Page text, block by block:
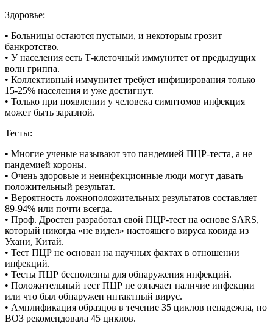
Здоровье:
• Больницы остаются пустыми, и некоторым грозит
банкротство.
• У населения есть Т-клеточный иммунитет от предыдущих
волн гриппа.
• Коллективный иммунитет требует инфицирования только
15-25% населения и уже достигнут.
• Только при появлении у человека симптомов инфекция
может быть заразной.
Тесты:
• Многие ученые называют это пандемией ПЦР-теста, а не
пандемией короны.
• Очень здоровые и неинфекционные люди могут давать
положительный результат.
• Вероятность ложноположительных результатов составляет
89-94% или почти всегда.
• Проф. Дростен разработал свой ПЦР-тест на основе SARS,
который никогда «не видел» настоящего вируса ковида из
Ухани, Китай.
• Тест ПЦР не основан на научных фактах в отношении
инфекций.
• Тесты ПЦР бесполезны для обнаружения инфекций.
• Положительный тест ПЦР не означает наличие инфекции
или что был обнаружен интактный вирус.
• Амплификация образцов в течение 35 циклов ненадежна, но
ВОЗ рекомендовала 45 циклов.